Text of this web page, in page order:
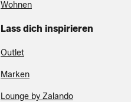
Wohnen
Lass dich inspirieren
Outlet
Marken
Lounge by Zalando